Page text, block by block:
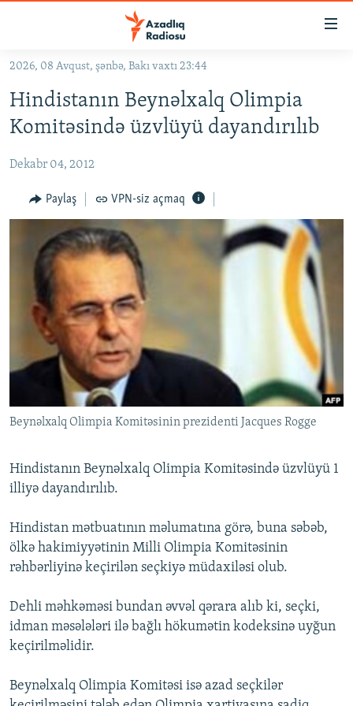
Əsas
qayıt
Əsas
qayıt
#ƏSLINDƏ
FƏRQƏ BAX
QANUNI DOĞRU
ARAŞDIRMA
MULTIMEDIA
VIDEO
FOTOQALEREYA
İNFOQRAFIKA
KARIKATURA
RADIO ARXIV
OXU ZALI
AZƏRBAYCAN ƏDƏBIYYATI KITABXANASI
İSLAM VƏ DEMOKRATIYA
İZ - MƏDƏNIYYƏT PROQRAMI
HAQQIMIZDA
MISSIYAMIZ
PEŞƏ ETIKASI VƏ JURNALISTIKA STANDARTLARIMIZ
MATERIALLARIMIZDAN ISTIFADƏ
BIZIMLƏ ƏLAQƏ
2026, 08 Avqust, şənbə, Bakı vaxtı 23:44
Hindistanın Beynəlxalq Olimpia
Komitəsində üzvlüyü dayandırılıb
Dekabr 04, 2012
Paylaş VPN-siz açmaq
Beynəlxalq Olimpia Komitəsinin prezidenti Jacques Rogge
Hindistanın Beynəlxalq Olimpia Komitəsində üzvlüyü 1
illiyə dayandırılıb.
Hindistan mətbuatının məlumatına görə, buna səbəb,
ölkə hakimiyyətinin Milli Olimpia Komitəsinin
rəhbərliyinə keçirilən seçkiyə müdaxiləsi olub.
Dehli məhkəməsi bundan əvvəl qərara alıb ki, seçki,
idman məsələləri ilə bağlı hökumətin kodeksinə uyğun
keçirilməlidir.
Beynəlxalq Olimpia Komitəsi isə azad seçkilər